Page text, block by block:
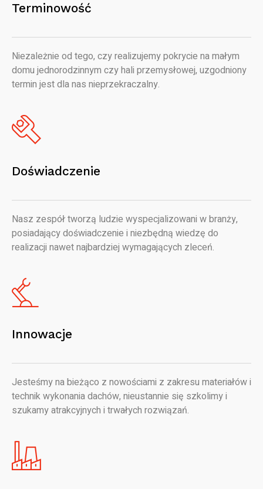
Terminowość
Niezależnie od tego, czy realizujemy pokrycie na małym
domu jednorodzinnym czy hali przemysłowej, uzgodniony
termin jest dla nas nieprzekraczalny.
Doświadczenie
Nasz zespół tworzą ludzie wyspecjalizowani w branży,
posiadający doświadczenie i niezbędną wiedzę do
realizacji nawet najbardziej wymagających zleceń.
Innowacje
Jesteśmy na bieżąco z nowościami z zakresu materiałów i
technik wykonania dachów, nieustannie się szkolimy i
szukamy atrakcyjnych i trwałych rozwiązań.